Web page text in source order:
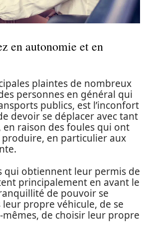
en autonomie et en
plaintes de nombreux
personnes en général qui
publics, est l’inconfort
devoir se déplacer avec tant
en raison des foules qui ont
produire, en particulier aux
qui obtiennent leur permis de
principalement en avant le
de pouvoir se
propre véhicule, de se
de choisir leur propre